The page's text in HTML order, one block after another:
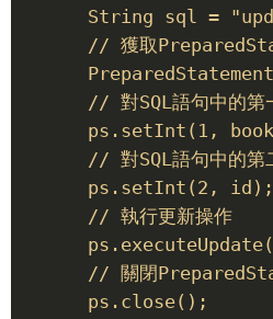
String sql =
// 獲取
// 對SQL語句中的第
ps.setInt(1,
// 對SQL語句中的第
      ps.setInt(2, id);
      // 執行更新操作
// 關閉
      ps.close();